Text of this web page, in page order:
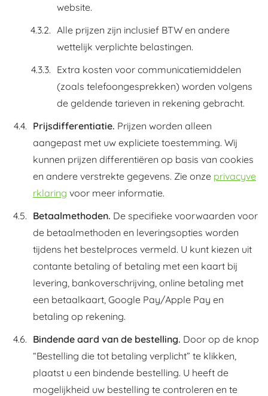
website.
Alle prijzen zijn inclusief BTW en andere
wettelijk verplichte belastingen.
Extra kosten voor communicatiemiddelen
(zoals telefoongesprekken) worden volgens
de geldende tarieven in rekening gebracht.
Prijsdifferentiatie. Prijzen worden alleen
aangepast met uw expliciete toestemming. Wij
kunnen prijzen differentiëren op basis van cookies
en andere verstrekte gegevens. Zie onze privacyve
rklaring voor meer informatie.
Betaalmethoden. De specifieke voorwaarden voor
de betaalmethoden en leveringsopties worden
tijdens het bestelproces vermeld. U kunt kiezen uit
contante betaling of betaling met een kaart bij
levering, bankoverschrijving, online betaling met
een betaalkaart, Google Pay/Apple Pay en
betaling op rekening.
Bindende aard van de bestelling. Door op de knop
“Bestelling die tot betaling verplicht” te klikken,
plaatst u een bindende bestelling. U heeft de
mogelijkheid uw bestelling te controleren en te